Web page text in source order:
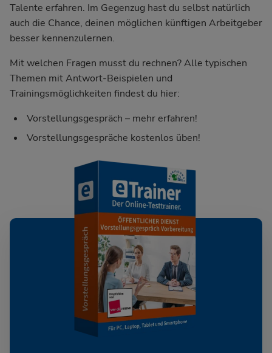
Talente erfahren. Im Gegenzug hast du selbst natürlich
auch die Chance, deinen möglichen künftigen Arbeitgeber
besser kennenzulernen.
Mit welchen Fragen musst du rechnen? Alle typischen
Themen mit Antwort-Beispielen und
Trainingsmöglichkeiten findest du hier:
Vorstellungsgespräch – mehr erfahren!
Vorstellungsgespräche kostenlos üben!